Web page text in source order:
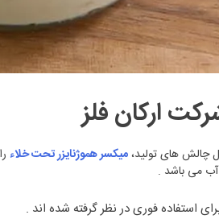
ارکان فلز
چالش های تولید،میکسر هموژنایزر تحت خلاء
آب می باشد .
استفاده فوری در نظر گرفته شده اند .